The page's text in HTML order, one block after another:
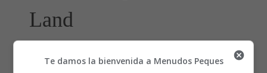
Land
Personaje extra: Luigi
Te damos la bienvenida a Menudos Peques